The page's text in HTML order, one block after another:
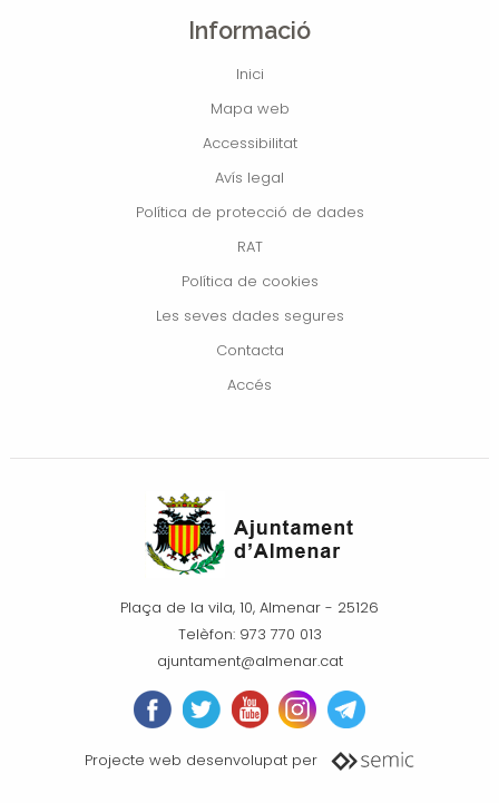
Informació
Inici
Mapa web
Accessibilitat
Avís legal
Política de protecció de dades
RAT
Política de cookies
Les seves dades segures
Contacta
Accés
Plaça de la vila, 10, Almenar - 25126
Telèfon: 973 770 013
ajuntament@almenar.cat
Projecte web desenvolupat per